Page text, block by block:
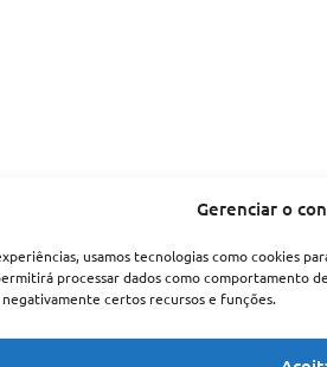
Gerenciar o
usamos tecnologias como cookies
processar dados como comportamento
certos recursos e funções.